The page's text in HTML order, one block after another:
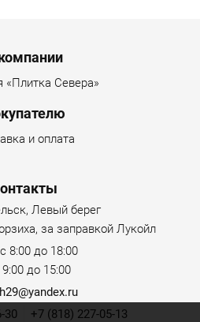
«Плитка Севера»
и оплата
Левый берег
за заправкой Лукойл
8:00 до 18:00
до 15:00
30
+7 (818) 227-05-13